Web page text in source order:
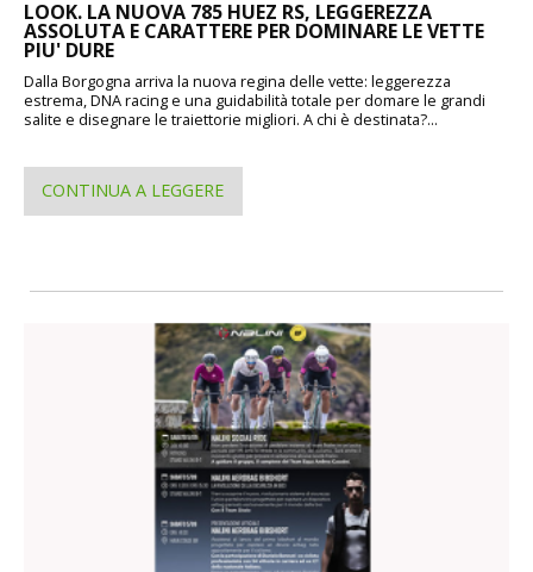
LOOK. LA NUOVA 785 HUEZ RS, LEGGEREZZA
ASSOLUTA E CARATTERE PER DOMINARE LE VETTE
PIU' DURE
Dalla Borgogna arriva la nuova regina delle vette: leggerezza
estrema, DNA racing e una guidabilità totale per domare le grandi
salite e disegnare le traiettorie migliori. A chi è destinata?...
CONTINUA A LEGGERE